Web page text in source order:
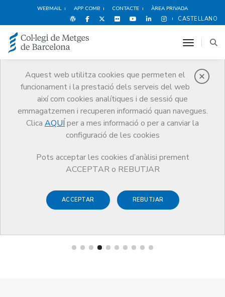
WEBMAIL APP COMB CONTACTE ÀREA PRIVADA
CASTELLANO
Aquest web utilitza cookies que permeten el
funcionament i la prestació dels serveis del web
així com cookies analítiques i de sessió que
emmagatzemen i recuperen informació quan navegues.
Clica AQUÍ per a mes informació o per a canviar la
configuració de les cookies
Pots acceptar les cookies d’anàlisi prement
ACCEPTAR o REBUTJAR
ACCEPTAR REBUTJAR
toggle
Avantatges i
descomptes
Serveis Altres serveis
Avantatges i descomptes
Naturalwalks